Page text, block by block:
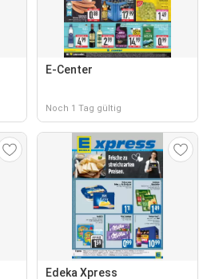
E-Center
Noch 1 Tag gültig
Edeka Xpress